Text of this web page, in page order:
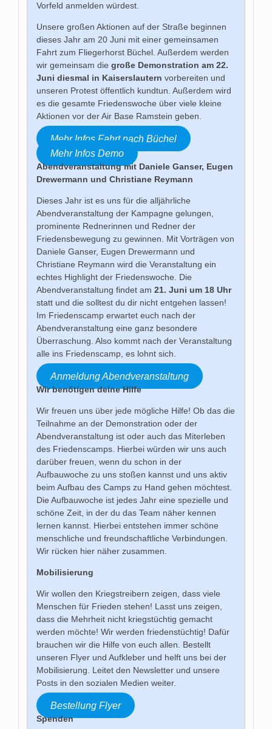
Vorfeld anmelden würdest.
Unsere großen Aktionen auf der Straße beginnen
dieses Jahr am 20 Juni mit einer gemeinsamen
Fahrt zum Fliegerhorst Büchel. Außerdem werden
wir gemeinsam diegroße Demonstration am 22.
Juni diesmal in Kaiserslautern vorbereiten und
unseren Protest öffentlich kundtun. Außerdem wird
es die gesamte Friedenswoche über viele kleine
Aktionen vor der Air Base Ramstein geben.
Mehr Infos Fahrt nach Büchel
Mehr Infos Demo
Abendveranstaltung mit Daniele Ganser, Eugen
Drewermann und Christiane Reymann
Dieses Jahr ist es uns für die alljährliche
Abendveranstaltung der Kampagne gelungen,
prominente Rednerinnen und Redner der
Friedensbewegung zu gewinnen. Mit Vorträgen von
Daniele Ganser, Eugen Drewermann und
Christiane Reymann wird die Veranstaltung ein
echtes Highlight der Friedenswoche. Die
Abendveranstaltung findet am21. Juni um 18 Uhr
statt und die solltest du dir nicht entgehen lassen!
Im Friedenscamp erwartet euch nach der
Abendveranstaltung eine ganz besondere
Überraschung. Also kommt nach der Veranstaltung
alle ins Friedenscamp, es lohnt sich.
Anmeldung Abendveranstaltung
Wir benötigen deine Hilfe
Wir freuen uns über jede mögliche Hilfe! Ob das die
Teilnahme an der Demonstration oder der
Abendveranstaltung ist oder auch das Miterleben
des Friedenscamps. Hierbei würden wir uns auch
darüber freuen, wenn du schon in der
Aufbauwoche zu uns stoßen kannst und uns aktiv
beim Aufbau des Camps zu Hand gehen möchtest.
Die Aufbauwoche ist jedes Jahr eine spezielle und
schöne Zeit, in der du das Team näher kennen
lernen kannst. Hierbei entstehen immer schöne
menschliche und freundschaftliche Verbindungen.
Wir rücken hier näher zusammen.
Mobilisierung
Wir wollen den Kriegstreibern zeigen, dass viele
Menschen für Frieden stehen! Lasst uns zeigen,
dass die Mehrheit nicht kriegstüchtig gemacht
werden möchte! Wir werden friedenstüchtig! Dafür
brauchen wir die Hilfe von euch allen. Bestellt
unseren Flyer und Aufkleber und helft uns bei der
Mobilisierung. Leitet den Newsletter und unsere
Posts in den sozialen Medien weiter.
Bestellung Flyer
Spenden